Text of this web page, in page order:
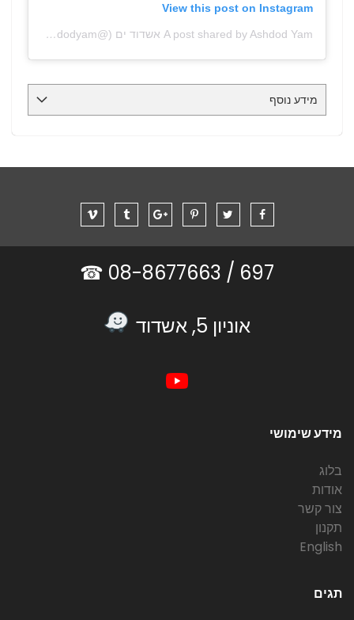
View this post on Instagram
A post shared by Ashdod Yam אשדוד ים (@ashdodyam)
מידע נוסף
697 /
אוניון 5, אשדוד
מידע שימושי
בלוג
אודות
צור קשר
תקנון
English
תגים